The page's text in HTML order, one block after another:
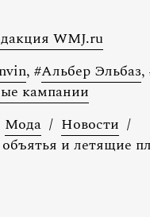
WMJ.ru
, #Альбер Эльбаз,
кампании
Мода / Новости /
и летящие